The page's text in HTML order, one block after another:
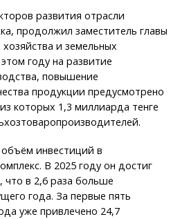
развития отрасли
продолжил заместитель главы
хозяйства и земельных
году на развитие
повышение
продукции предусмотрено
которых 1,3 миллиарда тенге
инвестиций в
В 2025 году он достиг
что в 2,6 раза больше
года. За первые пять
уже привлечено 24,7